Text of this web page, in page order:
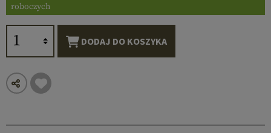
roboczych
DODAJ DO KOSZYKA